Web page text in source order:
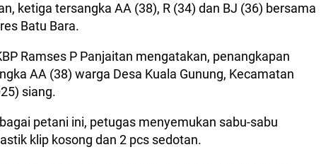
ketiga tersangka AA (38), R (34) dan BJ (36) bersama
Batu Bara.
Ramses P Panjaitan mengatakan, penangkapan
AA (38) warga Desa Kuala Gunung, Kecamatan
siang.
petani ini, petugas menyemukan sabu-sabu
klip kosong dan 2 pcs sedotan.